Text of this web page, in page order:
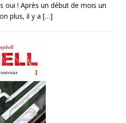
oui ! Après un début de mois un
plus, il y a […]